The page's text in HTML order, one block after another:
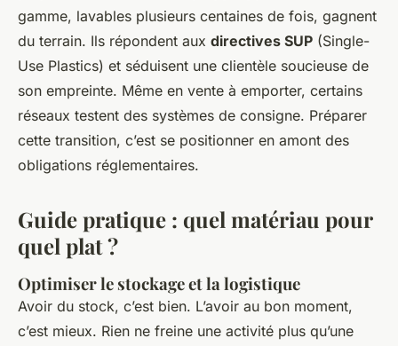
gamme, lavables plusieurs centaines de fois, gagnent
du terrain. Ils répondent aux directives SUP (Single-
Use Plastics) et séduisent une clientèle soucieuse de
son empreinte. Même en vente à emporter, certains
réseaux testent des systèmes de consigne. Préparer
cette transition, c’est se positionner en amont des
obligations réglementaires.
Guide pratique : quel matériau pour
quel plat ?
Optimiser le stockage et la logistique
Avoir du stock, c’est bien. L’avoir au bon moment,
c’est mieux. Rien ne freine une activité plus qu’une